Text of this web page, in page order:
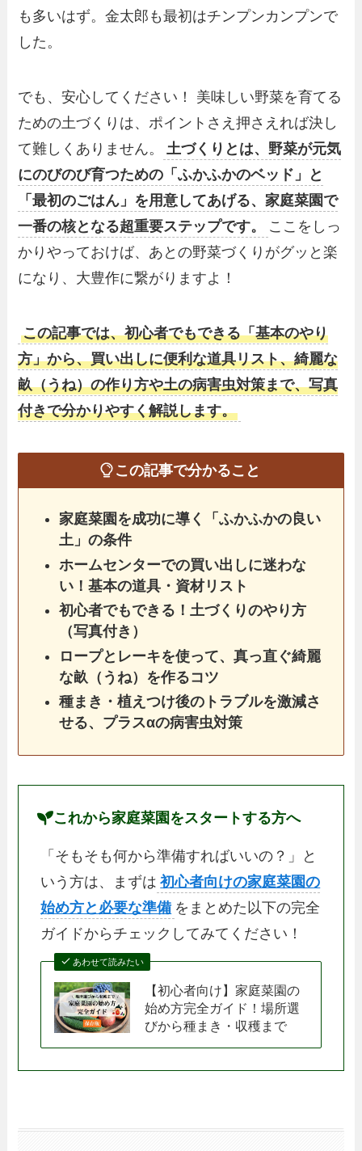
も多いはず。金太郎も最初はチンプンカンプンで
した。
でも、安心してください！ 美味しい野菜を育てる
ための土づくりは、ポイントさえ押さえれば決し
て難しくありません。
土づくりとは、野菜が元気
にのびのび育つための「ふかふかのベッド」と
「最初のごはん」を用意してあげる、家庭菜園で
一番の核となる超重要ステップです。
ここをしっ
かりやっておけば、あとの野菜づくりがグッと楽
になり、大豊作に繋がりますよ！
この記事では、初心者でもできる「基本のやり
方」から、買い出しに便利な道具リスト、綺麗な
畝（うね）の作り方や土の病害虫対策まで、写真
付きで分かりやすく解説します。
この記事で分かること
家庭菜園を成功に導く「ふかふかの良い
土」の条件
ホームセンターでの買い出しに迷わな
い！基本の道具・資材リスト
初心者でもできる！土づくりのやり方
（写真付き）
ロープとレーキを使って、真っ直ぐ綺麗
な畝（うね）を作るコツ
種まき・植えつけ後のトラブルを激減さ
せる、プラスαの病害虫対策
これから家庭菜園をスタートする方へ
「そもそも何から準備すればいいの？」と
いう方は、まずは 初心者向けの家庭菜園の
始め方と必要な準備 をまとめた以下の完全
ガイドからチェックしてみてください！
あわせて読みたい
【初心者向け】家庭菜園の
始め方完全ガイド！場所選
びから種まき・収穫まで